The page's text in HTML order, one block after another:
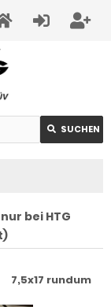
SUCHEN
bei HTG
7,5x17 rundum